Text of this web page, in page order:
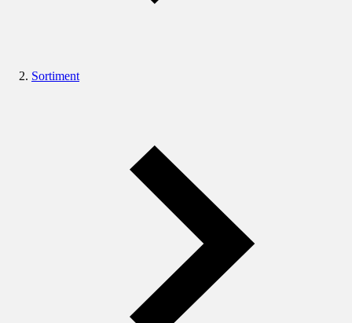
Sortiment